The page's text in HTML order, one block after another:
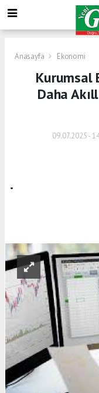
Anasayfa Ekonomi
Kurumsal
Daha
09.07.2025 -
.